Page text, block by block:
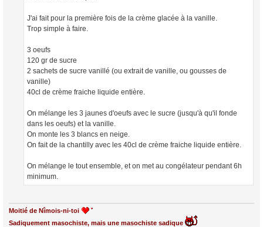
J'ai fait pour la première fois de la crème glacée à la vanille.
Trop simple à faire.
3 oeufs
120 gr de sucre
2 sachets de sucre vanillé (ou extrait de vanille, ou gousses de
vanille)
40cl de crème fraiche liquide entière.
On mélange les 3 jaunes d'oeufs avec le sucre (jusqu'à qu'il fonde
dans les oeufs) et la vanille.
On monte les 3 blancs en neige.
On fait de la chantilly avec les 40cl de crème fraiche liquide entière.
On mélange le tout ensemble, et on met au congélateur pendant 6h
minimum.
Moitié de Nîmois-ni-toi
Sadiquement masochiste, mais une masochiste sadique